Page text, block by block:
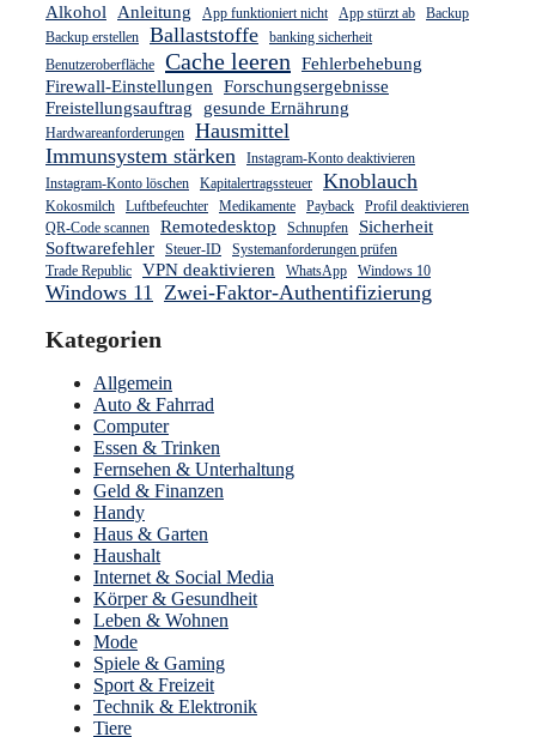
Alkohol Anleitung App funktioniert nicht App stürzt ab
Backup
Backup erstellen
Ballaststoffe
banking sicherheit
Benutzeroberfläche
Cache leeren Fehlerbehebung
Firewall-Einstellungen Forschungsergebnisse
Freistellungsauftrag
gesunde Ernährung
Hardwareanforderungen
Hausmittel
Immunsystem stärken
Instagram-Konto deaktivieren
Instagram-Konto löschen
Kapitalertragssteuer Knoblauch
Kokosmilch Luftbefeuchter Medikamente Payback
Profil deaktivieren
QR-Code scannen
Remotedesktop Schnupfen
Sicherheit
Softwarefehler
Steuer-ID
Systemanforderungen prüfen
Trade Republic
VPN deaktivieren WhatsApp Windows 10
Windows 11 Zwei-Faktor-Authentifizierung
Kategorien
Allgemein
Auto & Fahrrad
Computer
Essen & Trinken
Fernsehen & Unterhaltung
Geld & Finanzen
Handy
Haus & Garten
Haushalt
Internet & Social Media
Körper & Gesundheit
Leben & Wohnen
Mode
Spiele & Gaming
Sport & Freizeit
Technik & Elektronik
Tiere